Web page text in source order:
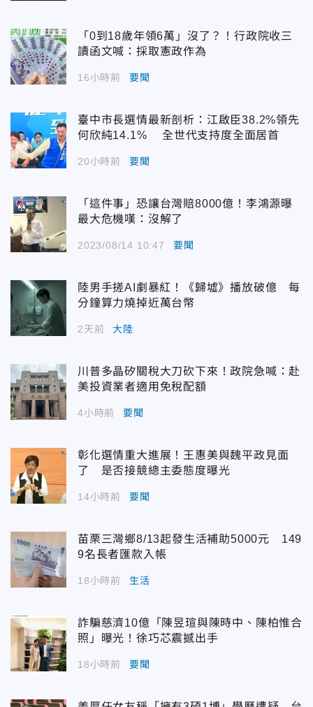
「0到18歲年領6萬」沒了？！行政院收三
讀函文喊：採取憲政作為
16小時前 要聞
臺中市長選情最新剖析：江啟臣38.2%領先
何欣純14.1% 全世代支持度全面居首
20小時前 要聞
「這件事」恐讓台灣賠8000億！李鴻源曝
最大危機嘆：沒解了
2023/08/14 10:47 要聞
陸男手搓AI劇暴紅！《歸墟》播放破億 每
分鐘算力燒掉近萬台幣
2天前 大陸
川普多晶矽關稅大刀砍下來！政院急喊：赴
美投資業者適用免稅配額
4小時前 要聞
彰化選情重大進展！王惠美與魏平政見面
了 是否接競總主委態度曝光
14小時前 要聞
苗栗三灣鄉8/13起發生活補助5000元 149
9名長者匯款入帳
18小時前 生活
詐騙慈濟10億「陳昱瑄與陳時中、陳柏惟合
照」曝光！徐巧芯震撼出手
18小時前 要聞